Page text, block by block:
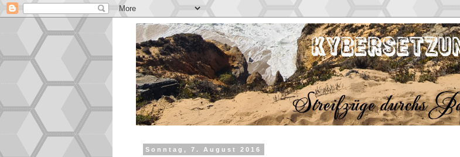
Sonntag, 7. August 2016